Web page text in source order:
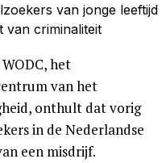
het
van het
onthult dat vorig
in de Nederlandse
een misdrijf.